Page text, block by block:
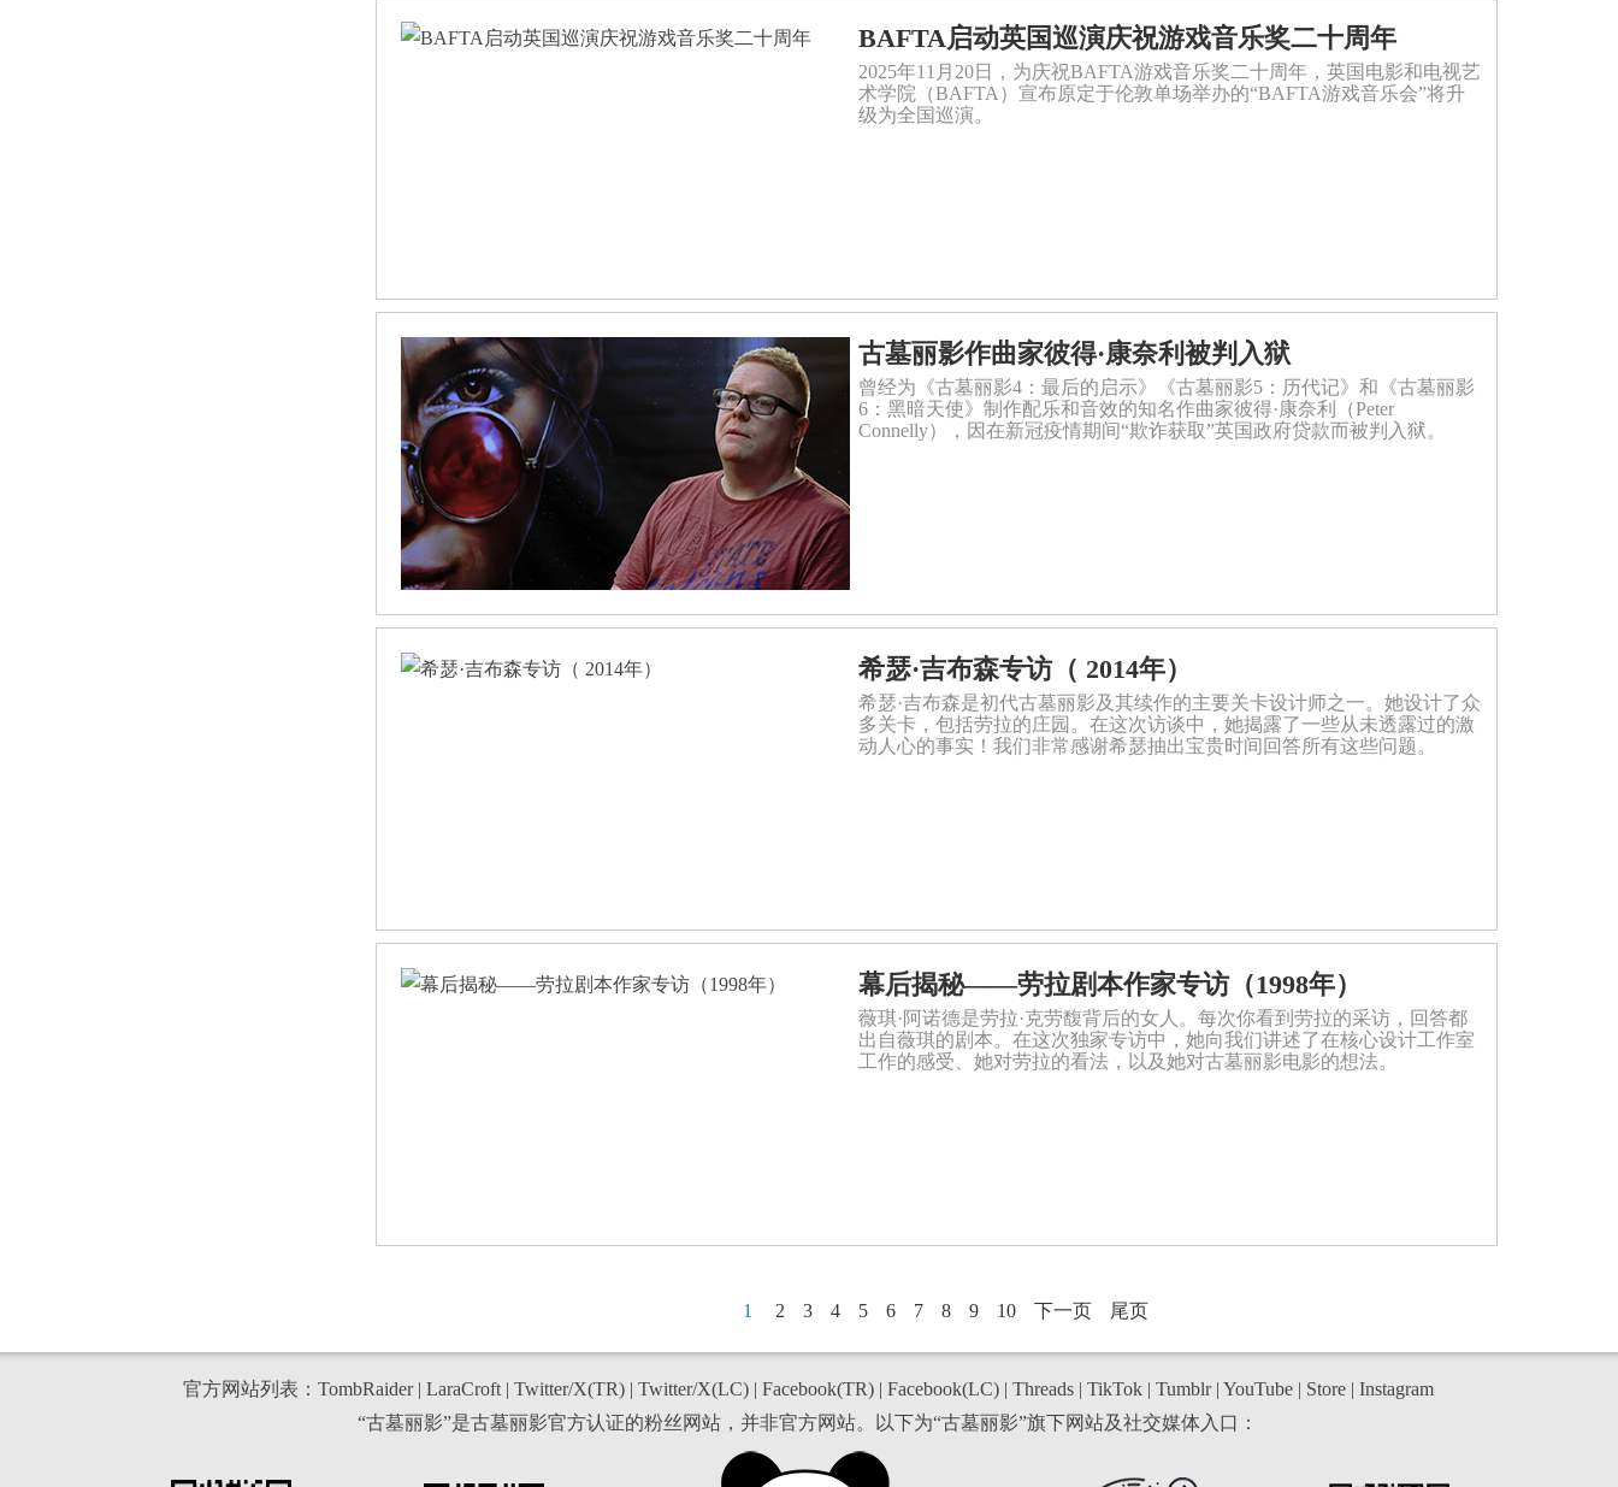
BAFTA启动英国巡演庆祝游戏音乐奖二十周年
2025年11月20日，为庆祝BAFTA游戏音乐奖二十周年，英国电影和电视艺
术学院（BAFTA）宣布原定于伦敦单场举办的“BAFTA游戏音乐会”将升
级为全国巡演。
古墓丽影作曲家彼得·康奈利被判入狱
曾经为《古墓丽影4：最后的启示》《古墓丽影5：历代记》和《古墓丽影
6：黑暗天使》制作配乐和音效的知名作曲家彼得·康奈利（Peter
Connelly），因在新冠疫情期间“欺诈获取”英国政府贷款而被判入狱。
希瑟·吉布森专访（ 2014年）
希瑟·吉布森是初代古墓丽影及其续作的主要关卡设计师之一。她设计了众
多关卡，包括劳拉的庄园。在这次访谈中，她揭露了一些从未透露过的激
动人心的事实！我们非常感谢希瑟抽出宝贵时间回答所有这些问题。
幕后揭秘——劳拉剧本作家专访（1998年）
薇琪·阿诺德是劳拉·克劳馥背后的女人。每次你看到劳拉的采访，回答都
出自薇琪的剧本。在这次独家专访中，她向我们讲述了在核心设计工作室
工作的感受、她对劳拉的看法，以及她对古墓丽影电影的想法。
1 2 3 4 5 6 7 8 9 10 下一页 尾页
官方网站列表： TombRaider| LaraCroft| Twitter/X(TR)| Twitter/X(LC)| Facebook(TR)| Facebook(LC)| Threads| TikTok| Tumblr| YouTube| Store| Instagram
“古墓丽影”是古墓丽影官方认证的粉丝网站，并非官方网站。以下为“古墓丽影”旗下网站及社交媒体入口：